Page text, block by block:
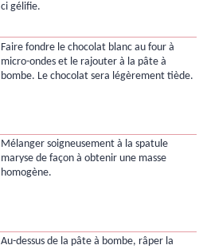
ci gélifie.
Faire fondre le chocolat blanc au four à
micro-ondes et le rajouter à la pâte à
bombe. Le chocolat sera légèrement tiède.
Mélanger soigneusement à la spatule
maryse de façon à obtenir une masse
homogène.
Au-dessus de la pâte à bombe, râper la